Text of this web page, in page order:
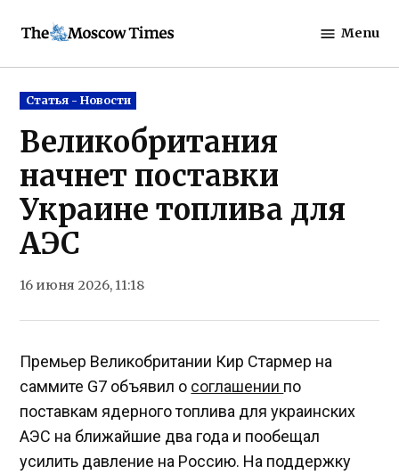
Moscow
Menu
Posted
in
Статья - Новости
Великобритания
начнет поставки
Украине топлива для
АЭС
16 июня 2026, 11:18
Премьер Великобритании Кир Стармер на
саммите G7 объявил о соглашении по
поставкам ядерного топлива для украинских
АЭС на ближайшие два года и пообещал
усилить давление на Россию. На поддержку